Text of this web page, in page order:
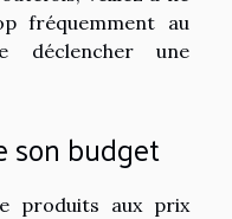
fréquemment au
une
son budget
produits aux prix